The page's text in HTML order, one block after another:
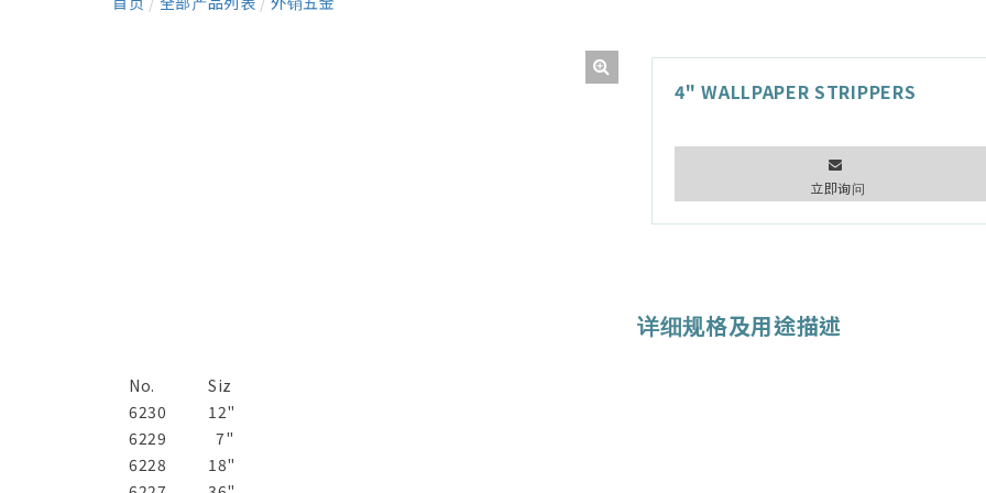
4" WALLPAPER STRIPPERS
立即询问
详细规格及用途描述
No.
Siz
6230
12"
6229
7"
6228
18"